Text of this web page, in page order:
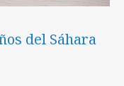
del Sáhara